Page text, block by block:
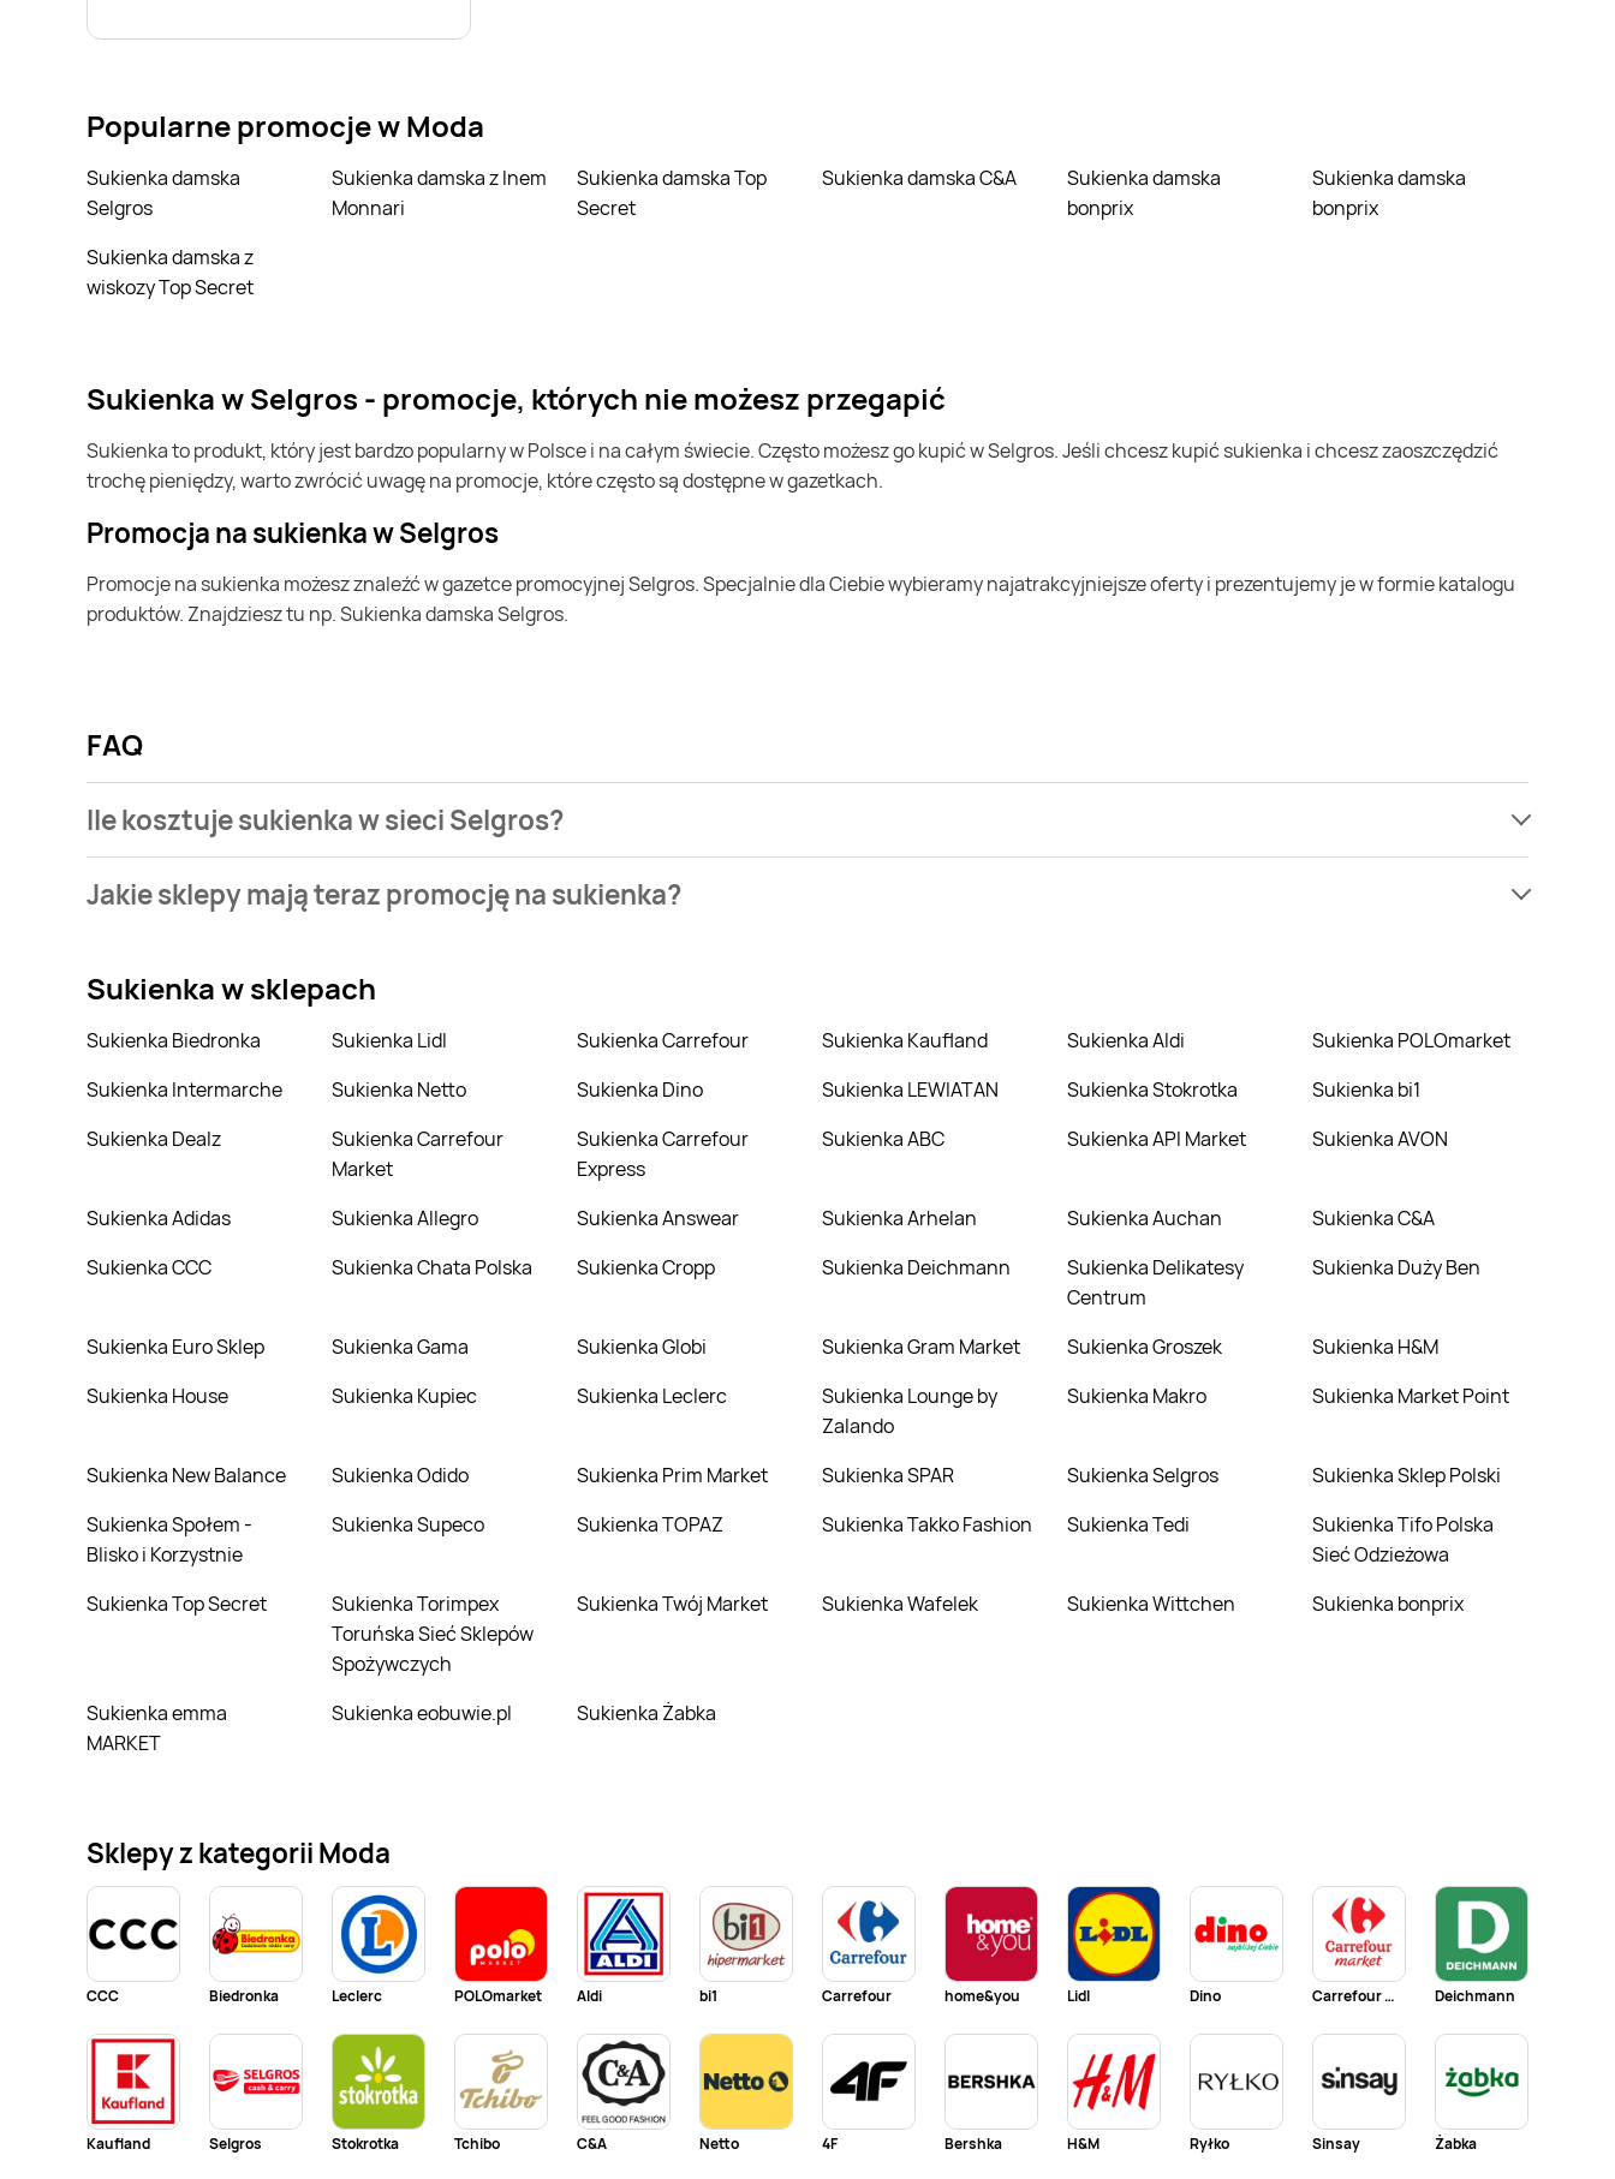
Selgros
Tchibo
Top Secret
Popularne promocje w Moda
Sukienka damska
Selgros
Sukienka damska z lnem
Monnari
Sukienka damska Top
Secret
Sukienka damska C&A
Sukienka damska
bonprix
Sukienka damska
bonprix
Sukienka damska z
wiskozy Top Secret
sukienka w Selgros - promocje, których nie możesz przegapić
sukienka to produkt, który jest bardzo popularny w Polsce i na całym świecie. Często możesz go kupić w Selgros. Jeśli chcesz kupić sukienka i chcesz zaoszczędzić
trochę pieniędzy, warto zwrócić uwagę na promocje, które często są dostępne w gazetkach.
Promocja na sukienka w Selgros
Promocje na sukienka możesz znaleźć w gazetce promocyjnej Selgros. Specjalnie dla Ciebie wybieramy najatrakcyjniejsze oferty i prezentujemy je w formie katalogu
produktów. Znajdziesz tu np. Sukienka damska Selgros.
FAQ
Ile kosztuje sukienka w sieci Selgros?
Jakie sklepy mają teraz promocję na sukienka?
Sukienkaw sklepach
Sukienka Biedronka Sukienka Lidl Sukienka Carrefour Sukienka Kaufland Sukienka Aldi
Sukienka POLOmarket
Sukienka Intermarche
Sukienka Netto Sukienka Dino Sukienka LEWIATAN Sukienka Stokrotka
Sukienka bi1
Sukienka Dealz
Sukienka Carrefour
Market
Sukienka Carrefour
Express
Sukienka ABC Sukienka API Market Sukienka AVON
Sukienka Adidas Sukienka Allegro Sukienka Answear Sukienka Arhelan Sukienka Auchan
Sukienka C&A
Sukienka CCC
Sukienka Chata Polska Sukienka Cropp Sukienka Deichmann
Sukienka Delikatesy
Centrum
Sukienka Duży Ben
Sukienka Euro Sklep Sukienka Gama Sukienka Globi Sukienka Gram Market Sukienka Groszek
Sukienka H&M
Sukienka House
Sukienka Kupiec Sukienka Leclerc
Sukienka Lounge by
Zalando
Sukienka Makro Sukienka Market Point
Sukienka New Balance Sukienka Odido Sukienka Prim Market Sukienka SPAR Sukienka Selgros
Sukienka Sklep Polski
Sukienka Społem -
Blisko i Korzystnie
Sukienka Supeco Sukienka TOPAZ Sukienka Takko Fashion Sukienka Tedi
Sukienka Tifo Polska
Sieć Odzieżowa
Sukienka Top Secret
Sukienka Torimpex
Toruńska Sieć Sklepów
Spożywczych
Sukienka Twój Market Sukienka Wafelek Sukienka Wittchen Sukienka bonprix
Sukienka emma
MARKET
Sukienka eobuwie.pl Sukienka Żabka
Sklepy z kategorii Moda
CCC Biedronka Leclerc POLOmarket Aldi bi1 Carrefour home&you Lidl Dino Carrefour Market Deichmann
Kaufland Selgros Stokrotka Tchibo C&A Netto 4F Bershka H&M Ryłko Sinsay Żabka